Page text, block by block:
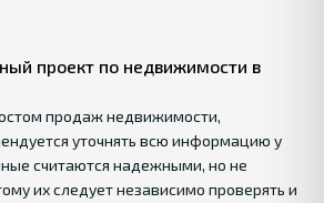
проект по недвижимости в
продаж недвижимости,
уточнять всю информацию у
считаются надежными, но не
их следует независимо проверять и